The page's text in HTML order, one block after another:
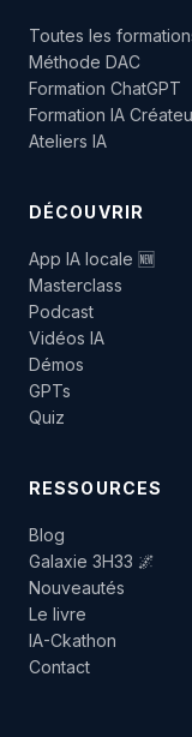
Toutes les
Méthode DAC
Formation ChatGPT
Formation IA
Ateliers IA
DÉCOUVRIR
App IA locale 🆕
Masterclass
Podcast
Vidéos IA
Démos
GPTs
Quiz
RESSOURCES
Blog
Galaxie 3H33 🌌
Nouveautés
Le livre
IA-Ckathon
Contact